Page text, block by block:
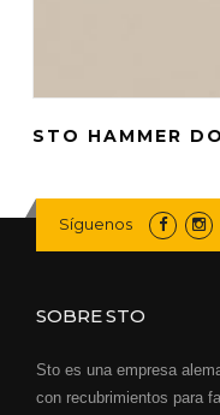
STO HAMMER
Síguenos
SOBRE STO
Sto es una empresa
con recubrimientos para